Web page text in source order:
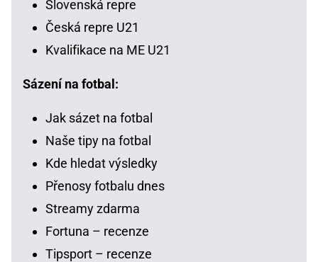
Slovenská repre
Česká repre U21
Kvalifikace na ME U21
Sázení na fotbal:
Jak sázet na fotbal
Naše tipy na fotbal
Kde hledat výsledky
Přenosy fotbalu dnes
Streamy zdarma
Fortuna – recenze
Tipsport – recenze